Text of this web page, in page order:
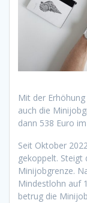
Mit der
auch die
dann 538 Euro
Seit Oktober
gekoppelt.
Minijobgrenze.
Mindestlohn auf
betrug die